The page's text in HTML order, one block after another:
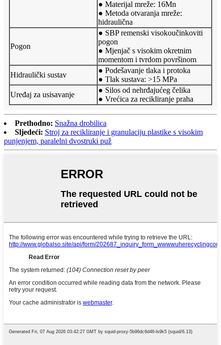
● Materijal mreže: 16Mn
● Metoda otvaranja mreže:
hidraulična
Pogon
● SBP remenski visokoučinkoviti
pogon
● Mjenjač s visokim okretnim
momentom i tvrdom površinom
Hidraulički sustav
● Podešavanje tlaka i protoka
● Tlak sustava: >15 MPa
Uređaj za usisavanje
● Silos od nehrđajućeg čelika
● Vrećica za recikliranje praha
Prethodno: Snažna drobilica
Sljedeći: Stroj za recikliranje i granulaciju plastike s visokim
punjenjem, paralelni dvostruki puž